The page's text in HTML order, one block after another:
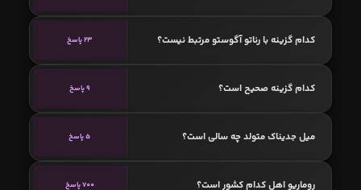
کدام گزینه با رناتو آگوستو مرتبط نیست؟ 23 پاسخ
کدام گزینه صحیح است؟ 9 پاسخ
میل جدیناک متولد چه سالی است؟ 5 پاسخ
روماریو اهل کدام کشور است؟ 700 پاسخ